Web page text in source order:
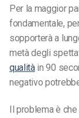
Per la maggior
fondamentale,
sopporterà a
metà degli
qualitàin 90
negativo
Il problema è